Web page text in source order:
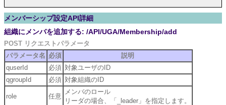
メンバーシップ設定API詳細
組織にメンバを追加する: /API/UGA/Membership/add
POST リクエストパラメータ
パラメータ名 必須
説明
quserId
必須 対象ユーザのID
qgroupId
必須 対象組織のID
role 任意
メンバのロール
リーダの場合、「_leader」を指定します。